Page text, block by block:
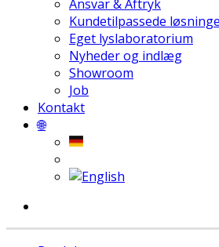
Ansvar & Aftryk
Kundetilpassede
Eget lyslaboratorium
Nyheder og indlæg
Showroom
Job
Kontakt
🌐